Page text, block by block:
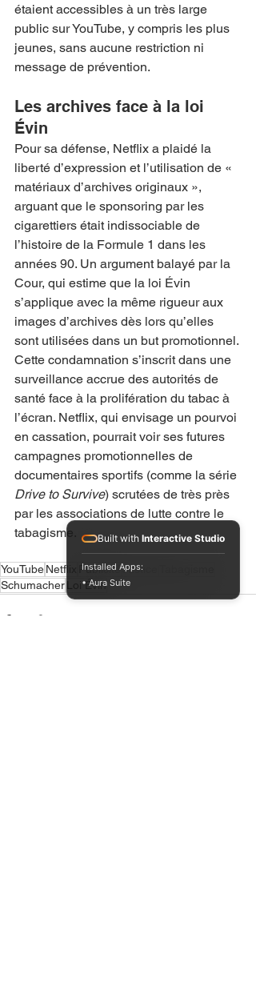
étaient accessibles à un très large
public sur YouTube, y compris les plus
jeunes, sans aucune restriction ni
message de prévention.
Les archives face à la loi
Évin
Pour sa défense, Netflix a plaidé la
liberté d’expression et l’utilisation de «
matériaux d’archives originaux »,
arguant que le sponsoring par les
cigarettiers était indissociable de
l’histoire de la Formule 1 dans les
années 90. Un argument balayé par la
Cour, qui estime que la loi Évin
s’applique avec la même rigueur aux
images d’archives dès lors qu’elles
sont utilisées dans un but promotionnel.
Cette condamnation s’inscrit dans une
surveillance accrue des autorités de
santé face à la prolifération du tabac à
l’écran. Netflix, qui envisage un pourvoi
en cassation, pourrait voir ses futures
campagnes promotionnelles de
documentaires sportifs (comme la série
Drive to Survive) scrutées de très près
par les associations de lutte contre le
tabagisme.
YouTubeNetflix PublicitéJustice
SchumacherLoi Évin
Built with Interactive Studio
Installed Apps:
• Aura Suite